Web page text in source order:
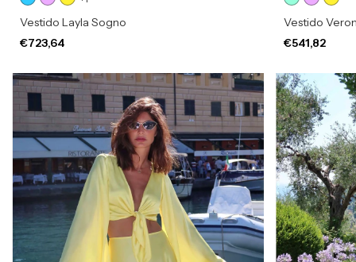
Vestido Layla Sogno
€723,64
Vestido
€541,82